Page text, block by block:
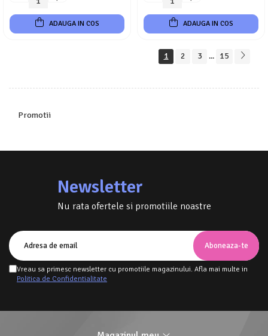
ADAUGA IN COS ADAUGA IN COS
1 2 3 ... 15
Promotii
Newsletter
Nu rata ofertele si promotiile noastre
Vreau sa primesc newsletter cu promotiile magazinului. Afla mai multe in
Politica de Confidentialitate